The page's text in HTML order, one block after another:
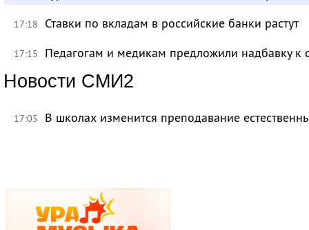
17:18 Ставки по вкладам в российские банки растут
17:15 Педагогам и медикам предложили надбавку к
Новости СМИ2
17:05 В школах изменится преподавание